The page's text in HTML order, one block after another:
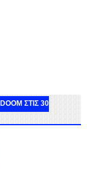
ΣΤΙΣ 30